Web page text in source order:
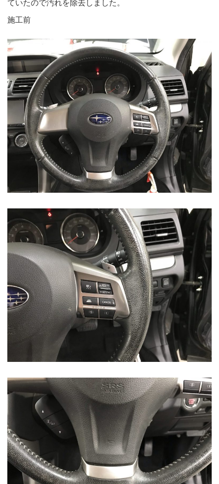
ていたので汚れを除去しました。
施工前